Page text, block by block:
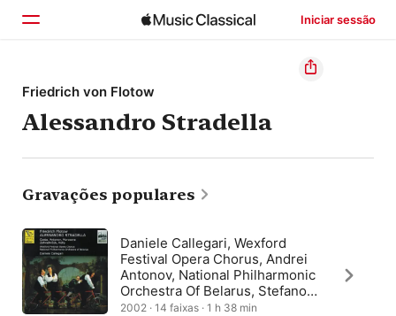
Iniciar sessão
Início
Explorar
Buscar
Friedrich von Flotow
Alessandro Stradella
Gravações populares
Daniele Callegari, Wexford
Festival Opera Chorus, Andrei
Antonov, National Philharmonic
Orchestra Of Belarus, Stefano
Costa
2002 · 14 faixas · 1 h 38 min